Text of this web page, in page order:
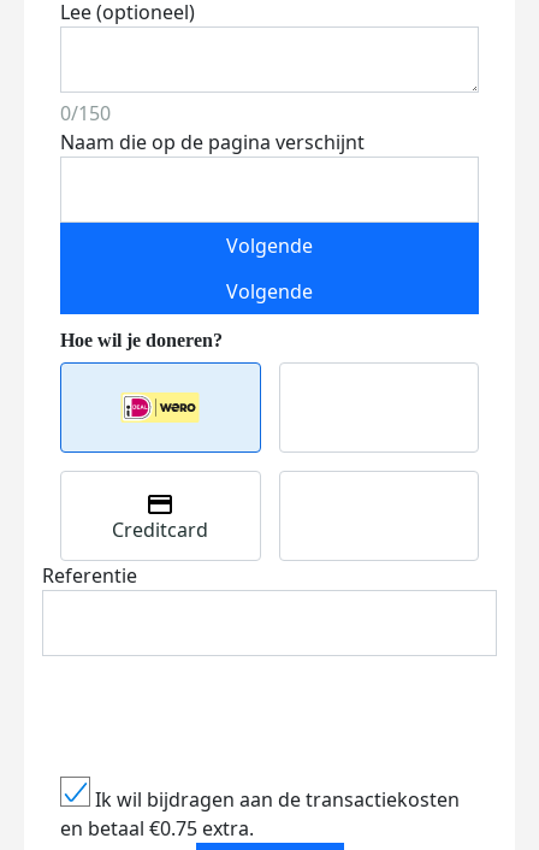
Lee (optioneel)
0/150
Naam die op de pagina verschijnt
Volgende
Volgende
Creditcard
Referentie
Ik wil bijdragen aan de transactiekosten
en betaal €0.75 extra.